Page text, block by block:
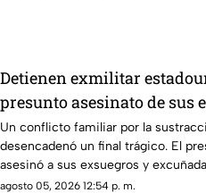
Detienen exmilitar
presunto asesinato de sus
excuñada en Coahuila
Un conflicto familiar por la
desencadenó un final trágico. El
asesinó a sus exsuegros y
hacia la frontera.
agosto 05, 2026 12:54 p. m.